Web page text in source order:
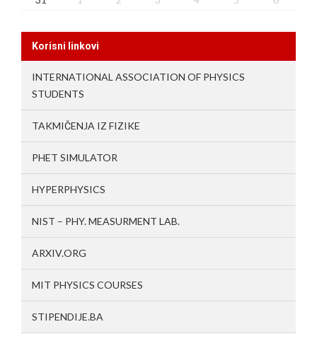
Korisni linkovi
INTERNATIONAL ASSOCIATION OF PHYSICS
STUDENTS
TAKMIČENJA IZ FIZIKE
PHET SIMULATOR
HYPERPHYSICS
NIST – PHY. MEASURMENT LAB.
ARXIV.ORG
MIT PHYSICS COURSES
STIPENDIJE.BA